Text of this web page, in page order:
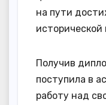
на пути
исторической
Получив
поступила в
работу над